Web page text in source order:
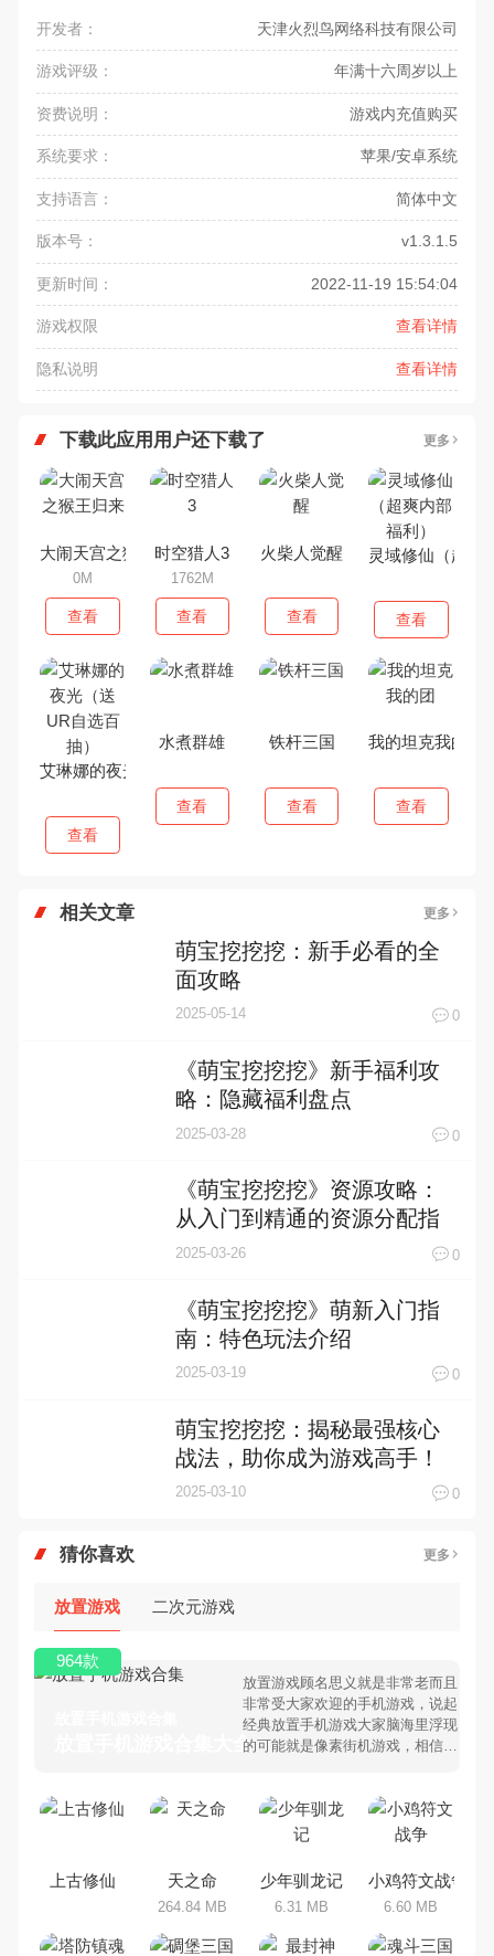
开发者： 天津火烈鸟网络科技有限公司
游戏评级： 年满十六周岁以上
资费说明： 游戏内充值购买
系统要求： 苹果/安卓系统
支持语言： 简体中文
版本号： v1.3.1.5
更新时间： 2022-11-19 15:54:04
游戏权限 查看详情
隐私说明 查看详情
下载此应用用户还下载了 更多
大闹天宫之猴王归来
0M
查看
时空猎人3
1762M
查看
火柴人觉醒
查看
灵域修仙（超爽
查看
艾琳娜的夜光（送UR自选百抽）
查看
水煮群雄
查看
铁杆三国
查看
我的坦克我的团
查看
相关文章 更多
萌宝挖挖挖：新手必看的全
面攻略
2025-05-14 0
《萌宝挖挖挖》新手福利攻
略：隐藏福利盘点
2025-03-28 0
《萌宝挖挖挖》资源攻略：
从入门到精通的资源分配指
南
2025-03-26 0
《萌宝挖挖挖》萌新入门指
南：特色玩法介绍
2025-03-19 0
萌宝挖挖挖：揭秘最强核心
战法，助你成为游戏高手！
2025-03-10 0
猜你喜欢 更多
放置游戏 二次元游戏
放置手机游戏合集大全 >
放置游戏顾名思义就是非常老而且
非常受大家欢迎的手机游戏，说起
经典放置手机游戏大家脑海里浮现
的可能就是像素街机游戏，相信很
置手机游戏有哪些呢？游戏今天，
乐途下载站小编芒果味的怪咖给大
集，欢迎大家前来选择下载体验
964款
上古修仙 天之命
264.84 MB
少年驯龙记
6.31 MB
小鸡符文战争
6.60 MB